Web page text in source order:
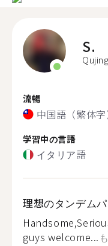
S.
Qujing
流暢
中国語（繁体
学習中の言語
イタリア語
理想のタンデム
guys welcome...